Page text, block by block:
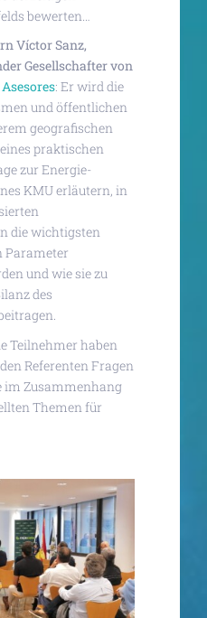
bewerten…
Víctor Sanz,
Gesellschafter von
: Er wird die
und öffentlichen
geografischen
praktischen
zur Energie-
KMU erläutern, in
die wichtigsten
und wie sie zu
des
Teilnehmer haben
Referenten Fragen
im Zusammenhang
Themen für